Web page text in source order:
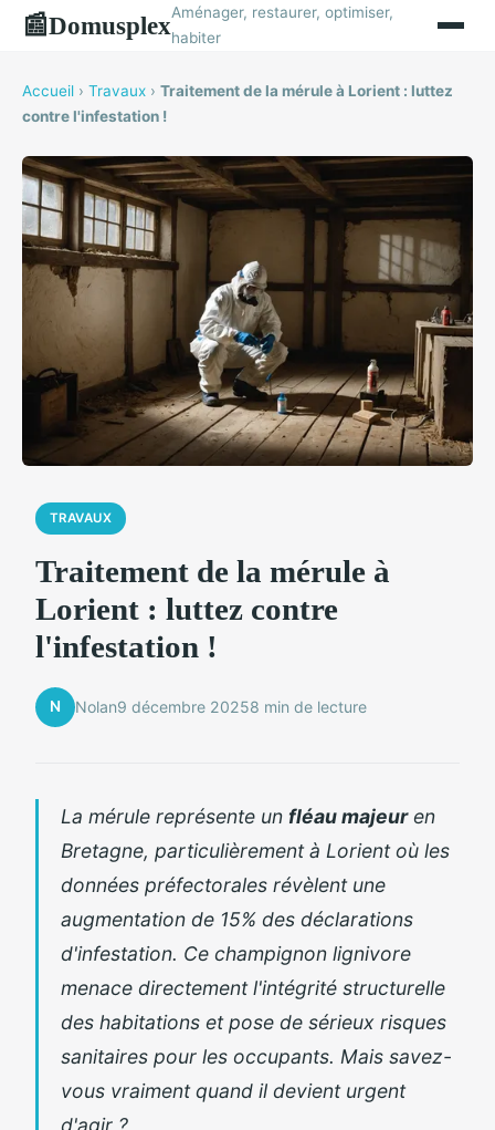
📰DomusplexAménager, restaurer, optimiser,
habiter
Accueil › Travaux › Traitement de la mérule à Lorient : luttez
contre l'infestation !
TRAVAUX
Traitement de la mérule à
Lorient : luttez contre
l'infestation !
N Nolan9 décembre 20258 min de lecture
La mérule représente un fléau majeuren
Bretagne, particulièrement à Lorient où les
données préfectorales révèlent une
augmentation de 15% des déclarations
d'infestation. Ce champignon lignivore
menace directement l'intégrité structurelle
des habitations et pose de sérieux risques
sanitaires pour les occupants. Mais savez-
vous vraiment quand il devient urgent
d'agir ?